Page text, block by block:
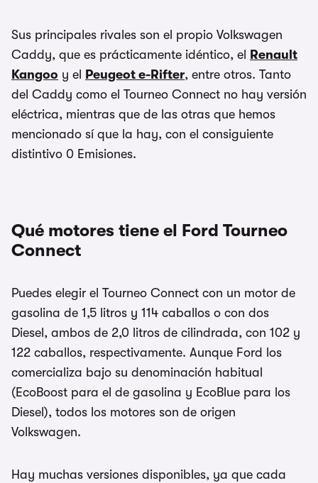
Sus principales rivales son el propio Volkswagen
Caddy, que es prácticamente idéntico, el
Renault
Kangoo y el Peugeot e-Rifter, entre otros. Tanto
del Caddy como el Tourneo Connect no hay versión
eléctrica, mientras que de las otras que hemos
mencionado sí que la hay, con el consiguiente
distintivo 0 Emisiones.
Qué motores tiene el Ford Tourneo
Connect
Puedes elegir el Tourneo Connect con un motor de
gasolina de 1,5 litros y 114 caballos o con dos
Diesel, ambos de 2,0 litros de cilindrada, con 102 y
122 caballos, respectivamente. Aunque Ford los
comercializa bajo su denominación habitual
(EcoBoost para el de gasolina y EcoBlue para los
Diesel), todos los motores son de origen
Volkswagen.
Hay muchas versiones disponibles, ya que cada